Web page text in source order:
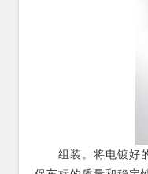
组装。将电镀好的